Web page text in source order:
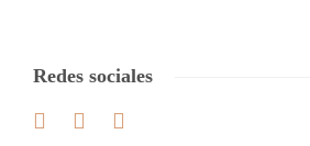
Redes sociales